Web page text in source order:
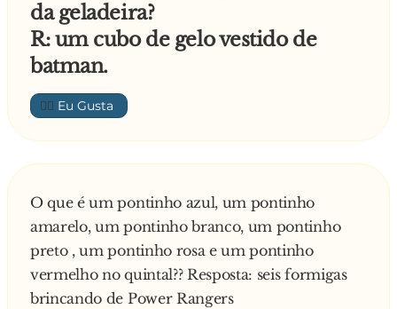
da geladeira?
R: um cubo de gelo vestido de
batman.
👍🏼
O que é um pontinho azul, um pontinho
amarelo, um pontinho branco, um pontinho
preto , um pontinho rosa e um pontinho
vermelho no quintal?? Resposta: seis formigas
brincando de Power Rangers